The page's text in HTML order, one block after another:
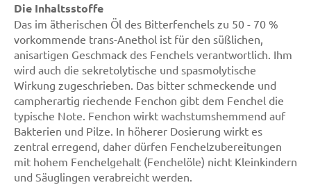
Die Inhaltsstoffe
Das im ätherischen Öl des Bitterfenchels zu 50 - 70 %
vorkommende trans-Anethol ist für den süßlichen,
anisartigen Geschmack des Fenchels verantwortlich. Ihm
wird auch die sekretolytische und spasmolytische
Wirkung zugeschrieben. Das bitter schmeckende und
campherartig riechende Fenchon gibt dem Fenchel die
typische Note. Fenchon wirkt wachstumshemmend auf
Bakterien und Pilze. In höherer Dosierung wirkt es
zentral erregend, daher dürfen Fenchelzubereitungen
mit hohem Fenchelgehalt (Fenchelöle) nicht Kleinkindern
und Säuglingen verabreicht werden.